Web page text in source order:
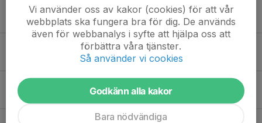
Hjälp med transport
23 jul, 17:38 6
Intressekoll för arbetsuppgift imorgon korr varsel
14 jul, 12:19 0
2
Vi använder oss av kakor (cookies) för att vår
webbplats ska fungera bra för dig. De används
även för webbanalys i syfte att hjälpa oss att
förbättra våra tjänster.
Så använder vi cookies
Godkänn alla kakor
Bara nödvändiga